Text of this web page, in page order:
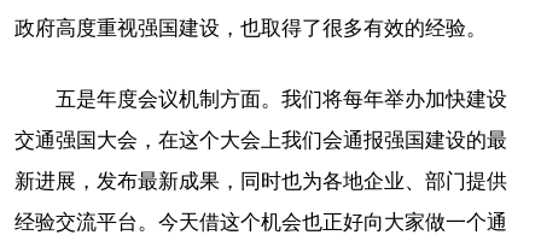
政府高度重视强国建设，也取得了很多有效的经验。
五是年度会议机制方面。我们将每年举办加快建设
交通强国大会，在这个大会上我们会通报强国建设的最
新进展，发布最新成果，同时也为各地企业、部门提供
经验交流平台。今天借这个机会也正好向大家做一个通